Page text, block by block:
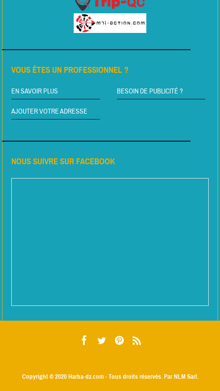
VOUS ÊTES UN PROFESSIONNEL ?
EN SAVOIR PLUS BESOIN DE PUBLICITÉ ?
AJOUTER VOTRE ADRESSE
NOUS SUIVRE SUR FACEBOOK
Copyright © 2020Harba-dz.com- Tous droits réservés. Par NLM Sarl.